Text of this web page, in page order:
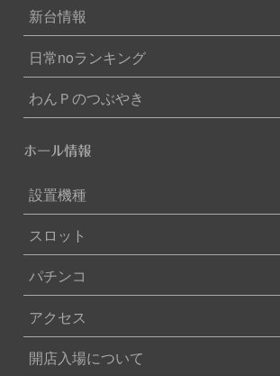
新台情報
日常noランキング
わんＰのつぶやき
ホール情報
設置機種
スロット
パチンコ
アクセス
開店入場について